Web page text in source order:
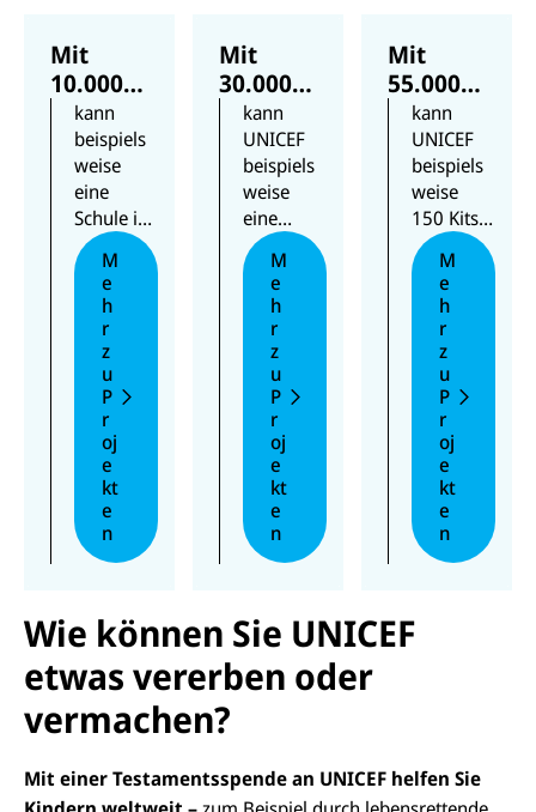
Mit
10.000
Euro
kann
beispiels
weise
eine
Schule in
Madagas
kar mit
Solarener
ausgestat
werden.
M
e
h
r
z
u
P
r
oj
e
kt
e
n
Mit
30.000
Euro
kann
UNICEF
beispiels
weise
eine
Gesundh
eitsstatio
n in
Venezuel
a instand
setzen,
damit
kranke
Kinder
medizinis
versorgt
werden
M
e
h
r
z
u
P
r
oj
e
kt
e
n
Mit
55.000
Euro
kann
UNICEF
beispiels
weise
150 Kits
mit
Materialie
n zur
frühkindli
chen
Entwicklu
bereitstell
en, um
7.500
Kinder in
Namibia
nachhalti
M
e
h
r
z
u
P
r
oj
e
kt
e
n
Wie können Sie UNICEF
etwas vererben oder
vermachen?
Mit einer Testamentsspende an UNICEF helfen Sie